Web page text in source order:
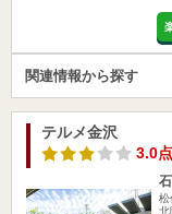
関連情報から探す
テルメ金沢
3.0点
松
北